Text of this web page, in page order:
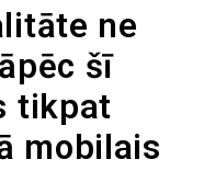
ne
šī
tikpat
mobilais